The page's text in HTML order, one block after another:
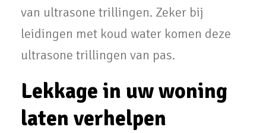
van ultrasone trillingen. Zeker bij
leidingen met koud water komen deze
ultrasone trillingen van pas.
Lekkage in uw woning
laten verhelpen